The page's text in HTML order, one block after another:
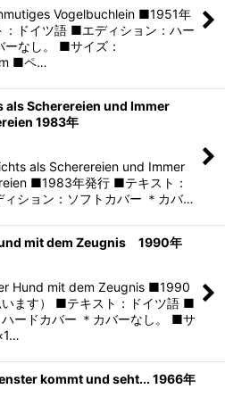
Vogelbuchlein ■1951年
ドイツ語 ■エディション：ハー
ーなし。 ■サイズ：
■ペ…
als Scherereien und Immer
1983年
als Scherereien und Immer
■1983年発行 ■テキスト：
ィション：ソフトカバー ＊カバ…
mit dem Zeugnis 1990年
Hund mit dem Zeugnis ■1990
います） ■テキスト：ドイツ語 ■
ードカバー ＊カバーなし。 ■サ
kommt und seht... 1966年